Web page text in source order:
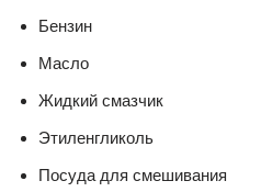
Бензин
Масло
Жидкий смазчик
Этиленгликоль
Посуда для смешивания